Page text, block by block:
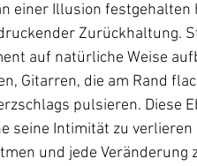
einer Illusion
Zurückhaltung.
auf natürliche Weise
Gitarren, die am Rand
pulsieren. Diese
seine Intimität zu verlieren
und jede Veränderung